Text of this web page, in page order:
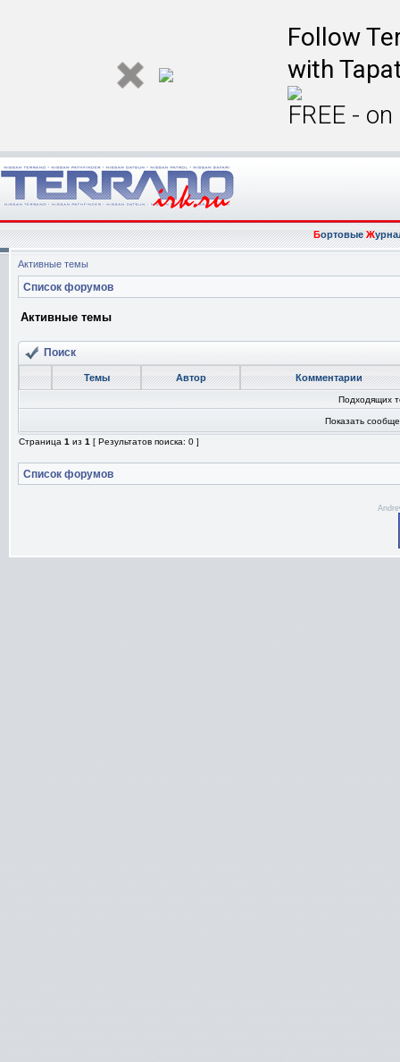
Follow
with
FREE -
БортовыеЖ
Активные темы
Список форумов
Активные темы
Поиск
Темы Автор Комментарии
Подходящих
Показать
Страница 1 из 1 [ Результатов поиска: 0 ]
Список форумов